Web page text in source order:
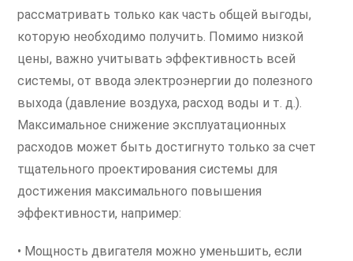
рассматривать только как часть общей выгоды,
которую необходимо получить. Помимо низкой
цены, важно учитывать эффективность всей
системы, от ввода электроэнергии до полезного
выхода (давление воздуха, расход воды и т. д.).
Максимальное снижение эксплуатационных
расходов может быть достигнуто только за счет
тщательного проектирования системы для
достижения максимального повышения
эффективности, например:
• Мощность двигателя можно уменьшить, если